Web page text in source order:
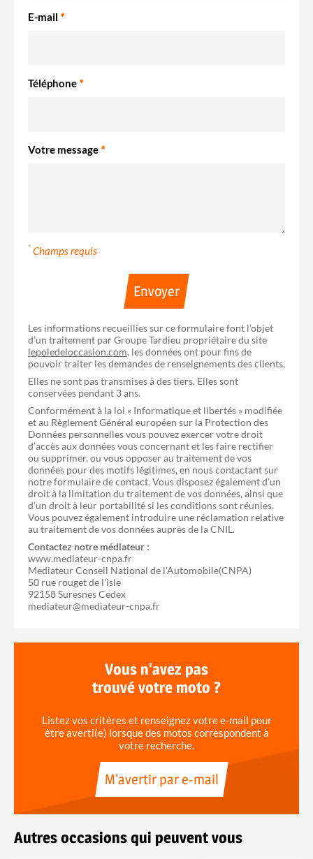
E-mail *
Téléphone *
Votre message *
* Champs requis
Envoyer
Les informations recueillies sur ce formulaire font l’objet
d’un traitement par Groupe Tardieu propriétaire du site
lepoledeloccasion.com, les données ont pour fins de
pouvoir traiter les demandes de renseignements des clients.
Elles ne sont pas transmises à des tiers. Elles sont
conservées pendant 3 ans.
Conformément à la loi « Informatique et libertés » modifiée
et au Règlement Général européen sur la Protection des
Données personnelles vous pouvez exercer votre droit
d’accès aux données vous concernant et les faire rectifier
ou supprimer, ou vous opposer au traitement de vos
données pour des motifs légitimes, en nous contactant sur
notre formulaire de contact. Vous disposez également d’un
droit à la limitation du traitement de vos données, ainsi que
d’un droit à leur portabilité si les conditions sont réunies.
Vous pouvez également introduire une réclamation relative
au traitement de vos données auprès de la CNIL.
Contactez notre médiateur :
www.mediateur-cnpa.fr
Mediateur Conseil National de l'Automobile(CNPA)
50 rue rouget de l'isle
92158 Suresnes Cedex
mediateur@mediateur-cnpa.fr
Vous n'avez pas
trouvé votre moto ?
Listez vos critères et renseignez votre e-mail pour
être averti(e) lorsque des motos correspondent à
votre recherche.
M'avertir par e-mail
Autres occasions qui peuvent vous